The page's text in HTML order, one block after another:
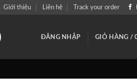
Giới thiệu Liên hệ Track your order
ĐĂNG NHẬP GIỎ HÀNG /